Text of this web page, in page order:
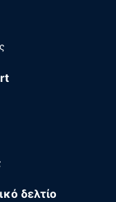
δελτίο